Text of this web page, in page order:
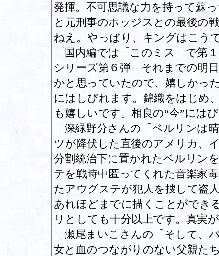
発揮。不可思議な力を持って蘇
と元刑事のホッジスとの最後の
ねえ。やっぱり、キングはこう
国内編では「このミス」で第
シリーズ第６弾「それまでの明
かと思っていたので、嬉しかっ
にはしびれます。錦織をはじめ
も嬉しいです。相良の“今”には
深緑野分さんの「ベルリンは
ツが降伏した直後のアメリカ、
分割統治下に置かれたベルリン
テを戦時中匿ってくれた音楽家
たアウグステが犯人を捜して盗
あれほどまでに描くことができ
リとしても十分以上です。真実
瀬尾まいこさんの「そして、
女と血のつながりのない父親た